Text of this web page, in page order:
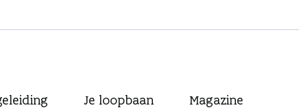
Je loopbaan Magazine